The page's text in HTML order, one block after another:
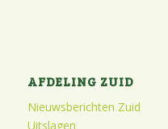
AFDELING ZUID
Nieuwsberichten Zuid
Uitslagen